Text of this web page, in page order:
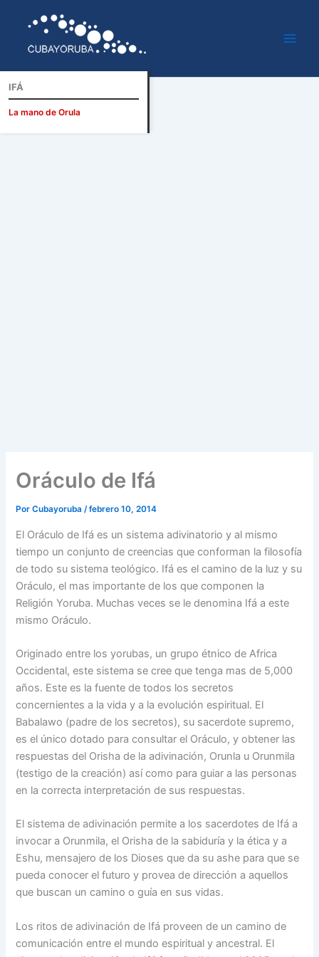
contenido
Oráculo de Ifá
PorCubayoruba/febrero 10, 2014
El Oráculo de Ifá es un sistema adivinatorio y al mismo
tiempo un conjunto de creencias que conforman la filosofía
de todo su sistema teológico. Ifá es el camino de la luz y su
Oráculo, el mas importante de los que componen la
Religión Yoruba. Muchas veces se le denomina Ifá a este
mismo Oráculo.
Originado entre los yorubas, un grupo étnico de Africa
Occidental, este sistema se cree que tenga mas de 5,000
años. Este es la fuente de todos los secretos
concernientes a la vida y a la evolución espiritual. El
Babalawo (padre de los secretos), su sacerdote supremo,
es el único dotado para consultar el Oráculo, y obtener las
respuestas del Orisha de la adivinación, Orunla u Orunmila
(testigo de la creación) así como para guiar a las personas
en la correcta interpretación de sus respuestas.
El sistema de adivinación permite a los sacerdotes de Ifá a
invocar a Orunmila, el Orisha de la sabiduría y la ética y a
Eshu, mensajero de los Dioses que da su ashe para que se
pueda conocer el futuro y provea de dirección a aquellos
que buscan un camino o guía en sus vidas.
Los ritos de adivinación de Ifá proveen de un camino de
comunicación entre el mundo espiritual y ancestral. El
IFÁ
La mano de Orula